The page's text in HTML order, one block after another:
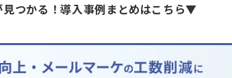
つかる！導入事例まとめはこちら▼